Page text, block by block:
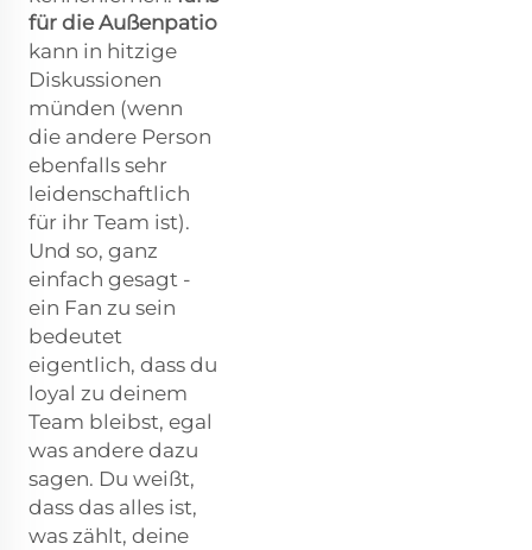
für die Außenpatio
kann in hitzige
Diskussionen
münden (wenn
die andere Person
ebenfalls sehr
leidenschaftlich
für ihr Team ist).
Und so, ganz
einfach gesagt -
ein Fan zu sein
bedeutet
eigentlich, dass du
loyal zu deinem
Team bleibst, egal
was andere dazu
sagen. Du weißt,
dass das alles ist,
was zählt, deine